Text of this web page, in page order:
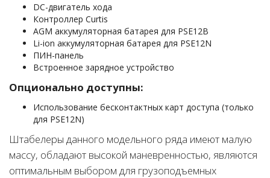
DС-двигатель хода
Контроллер Curtis
AGM аккумуляторная батарея для PSE12B
Li-ion аккумуляторная батарея для PSE12N
ПИН-панель
Встроенное зарядное устройство
Опционально доступны:
Использование бесконтактных карт доступа (только
для PSE12N)
Штабелеры данного модельного ряда имеют малую
массу, обладают высокой маневренностью, являются
оптимальным выбором для грузоподъемных